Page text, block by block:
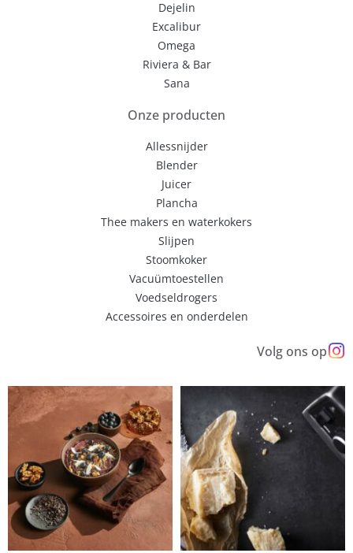
Dejelin
Excalibur
Omega
Riviera & Bar
Sana
Onze producten
Allessnijder
Blender
Juicer
Plancha
Thee makers en waterkokers
Slijpen
Stoomkoker
Vacuümtoestellen
Voedseldrogers
Accessoires en onderdelen
Volg ons op